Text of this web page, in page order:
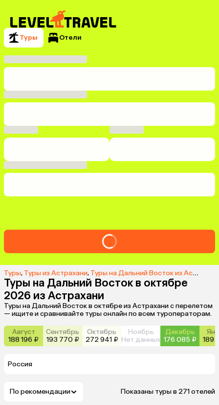
Туры Отели
Туры, Туры из Астрахани, Туры на Дальний Восток из Астрахани
Туры на Дальний Восток в октябре
2026 из Астрахани
Туры на Дальний Восток в октябре из Астрахани с перелетом
— ищите и сравнивайте туры онлайн по всем туроператорам.
Август
188 196 ₽
Сентябрь
193 770 ₽
Октябрь
272 941 ₽
Ноябрь
Нет данных
Декабрь
176 085 ₽
189
Россия
По рекомендации Показаны туры в 271 отелей